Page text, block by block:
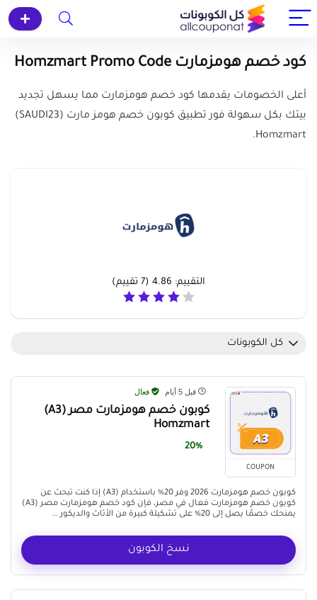
كود خصم هومزمارت Homzmart Promo Code
أعلى الخصومات يقدمها كود خصم هومزمارت مما يسهل تجديد
بيتك بكل سهولة فور تطبيق كوبون خصم هومز مارت (SAUDI23
)
Homzmart.
التقييم: 4.86
(
7 تقييم)
كل الكوبونات
COUPON
قبل 5 أيام فعال
كوبون خصم هومزمارت مصر (A3)
Homzmart
20%
كوبون خصم هومزمارت 2026 وفر 20% باستخدام (A3) إذا كنت تبحث عن
كوبون خصم هومزمارت فعال في مصر، فإن كود خصم هومزمارت مصر (A3)
يمنحك خصمًا يصل إلى 20% على تشكيلة كبيرة من الأثاث والديكور ...
نسخ الكوبون